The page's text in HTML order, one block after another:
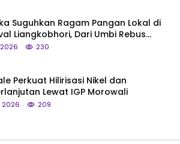
Suguhkan Ragam Pangan Lokal di
Liangkobhori, Dari Umbi Rebus
Tumpeng Beras Muna
230
Perkuat Hilirisasi Nikel dan
Lewat IGP Morowali
2026 209